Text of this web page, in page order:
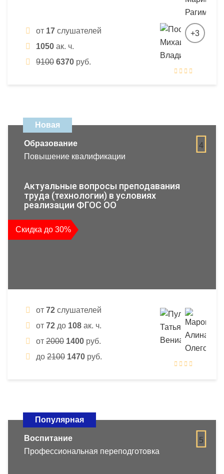
от 17 слушателей
1050 ак. ч.
9100 6370 руб.
+3
Новая
4
Образование
Повышение квалификации
Актуальные вопросы преподавания
труда (технологии) в условиях
реализации ФГОС ОО
Скидка до 30%
от 72 слушателей
от 72 до 108 ак. ч.
от 2000 1400 руб.
до 2100 1470 руб.
Популярная
5
Воспитание
Профессиональная переподготовка